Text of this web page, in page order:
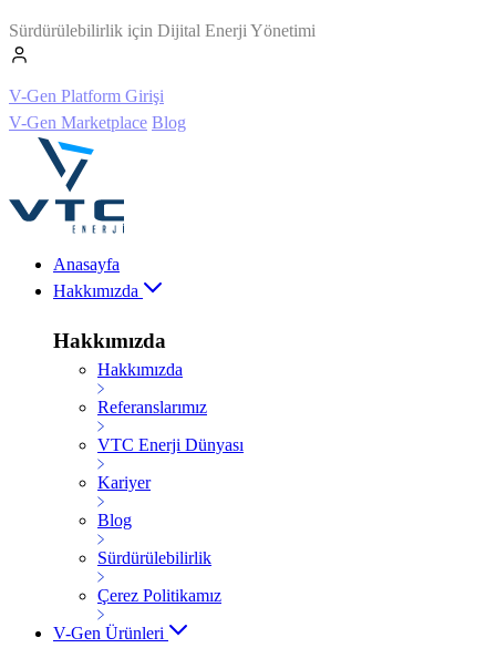
Sürdürülebilirlik için Dijital Enerji Yönetimi
V-Gen Platform Girişi
V-Gen Marketplace Blog
Anasayfa
Hakkımızda
Hakkımızda
Hakkımızda
Referanslarımız
VTC Enerji Dünyası
Kariyer
Blog
Sürdürülebilirlik
Çerez Politikamız
V-Gen Ürünleri